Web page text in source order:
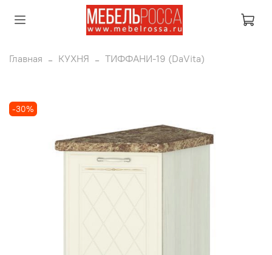
Главная КУХНЯ ТИФФАНИ-19 (DaVita)
-30%